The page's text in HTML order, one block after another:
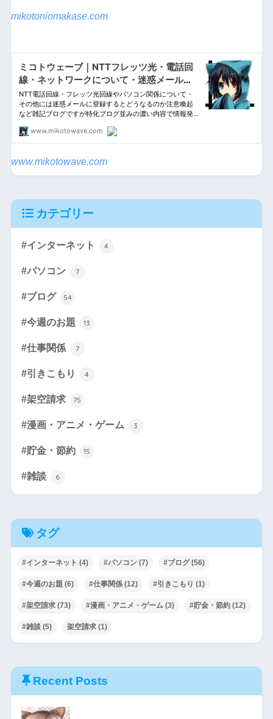
mikotoniomakase.com
www.mikotowave.com
カテゴリー
#インターネット 4
#パソコン 7
#ブログ 54
#今週のお題 13
#仕事関係 7
#引きこもり 4
#架空請求 75
#漫画・アニメ・ゲーム 3
#貯金・節約 15
#雑談 6
タグ
#インターネット (4) #パソコン(7) #ブログ(56)
#今週のお題 (6) #仕事関係(12) #引きこもり (1)
#架空請求(73) #漫画・アニメ・ゲーム (3) #貯金・節約(12)
#雑談(5) 架空請求(1)
Recent Posts